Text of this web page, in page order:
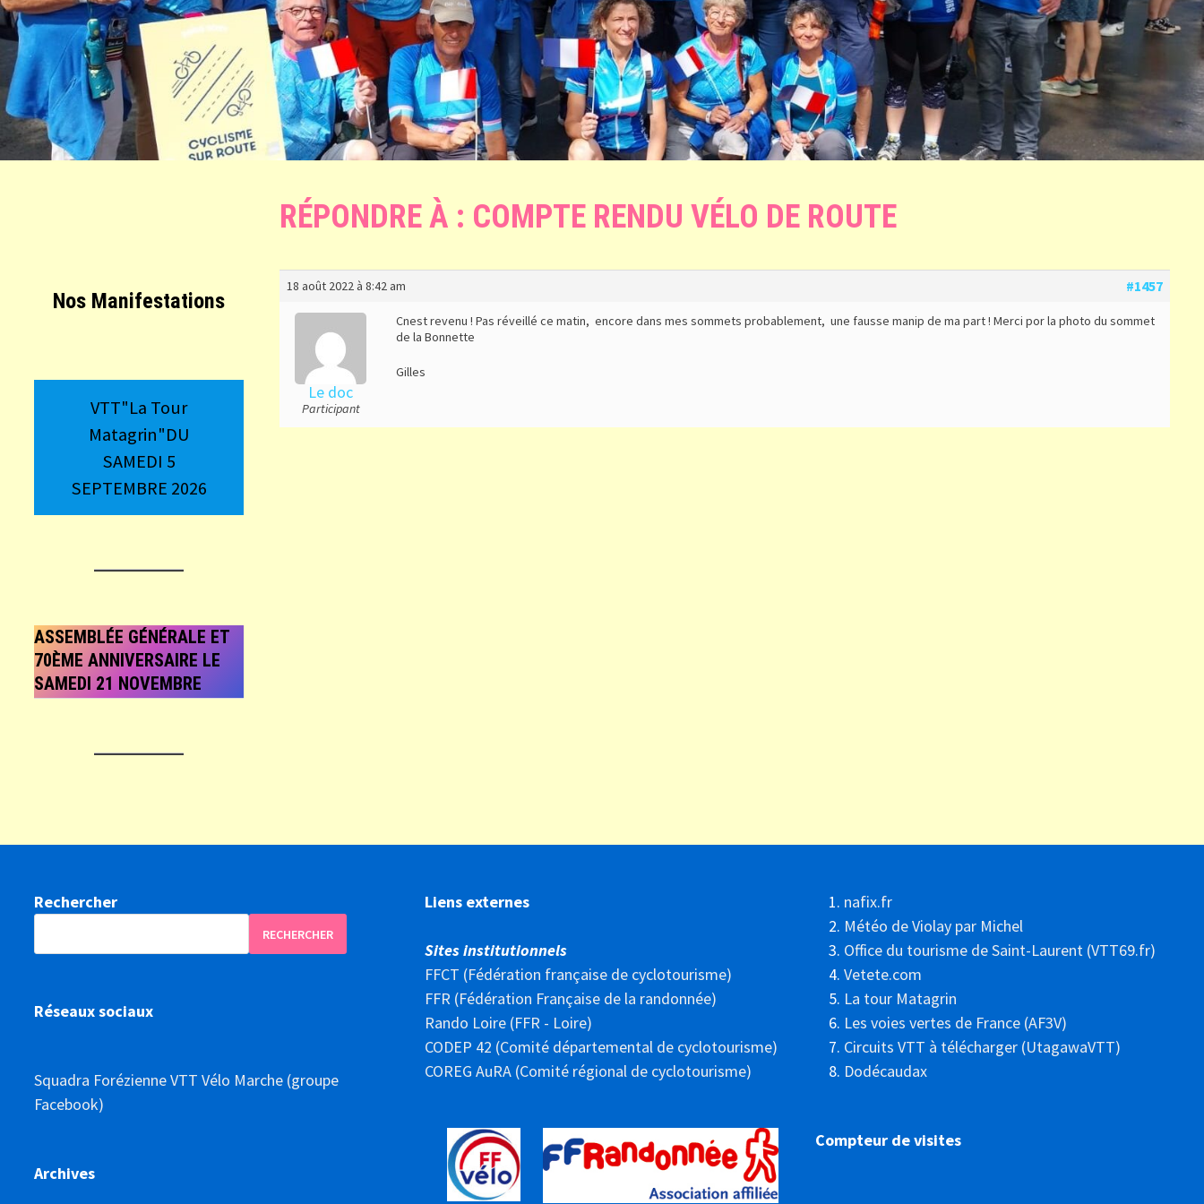
RÉPONDRE À : COMPTE RENDU VÉLO DE ROUTE
18 août 2022 à 8:42 am #1457
Le doc
Participant
Cnest revenu ! Pas réveillé ce matin, encore dans mes sommets probablement, une fausse manip de ma part ! Merci por la photo du sommet
de la Bonnette
Gilles
Nos Manifestations
VTT"La Tour
Matagrin"DU
SAMEDI 5
SEPTEMBRE 2026
ASSEMBLÉE GÉNÉRALE ET
70ÈME ANNIVERSAIRE LE
SAMEDI 21 NOVEMBRE
Rechercher
RECHERCHER
Réseaux sociaux
Squadra Forézienne VTT Vélo Marche (groupe
Facebook)
Archives
Liens externes
Sites institutionnels
FFCT (Fédération française de cyclotourisme)
FFR (Fédération Française de la randonnée)
Rando Loire (FFR - Loire)
CODEP 42 (Comité départemental de cyclotourisme)
COREG AuRA (Comité régional de cyclotourisme)
nafix.fr
Météo de Violay par Michel
Office du tourisme de Saint-Laurent (VTT69.fr)
Vetete.com
La tour Matagrin
Les voies vertes de France (AF3V)
Circuits VTT à télécharger (UtagawaVTT)
Dodécaudax
Compteur de visites